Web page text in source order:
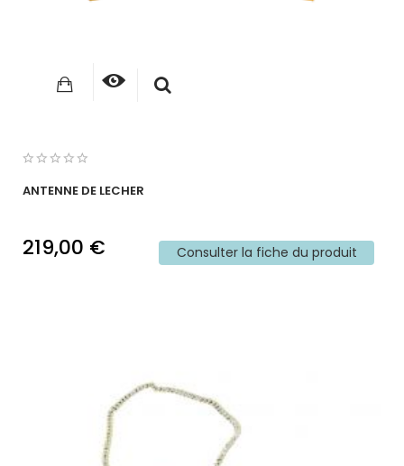
ANTENNE DE LECHER
219,00 € Consulter la fiche du produit